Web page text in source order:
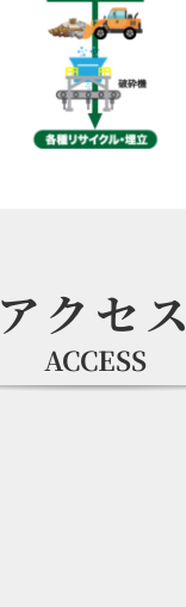
アクセス
ACCESS